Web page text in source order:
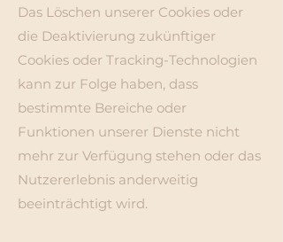
Das Löschen unserer Cookies oder
die Deaktivierung zukünftiger
Cookies oder Tracking-Technologien
kann zur Folge haben, dass
bestimmte Bereiche oder
Funktionen unserer Dienste nicht
mehr zur Verfügung stehen oder das
Nutzererlebnis anderweitig
beeinträchtigt wird.